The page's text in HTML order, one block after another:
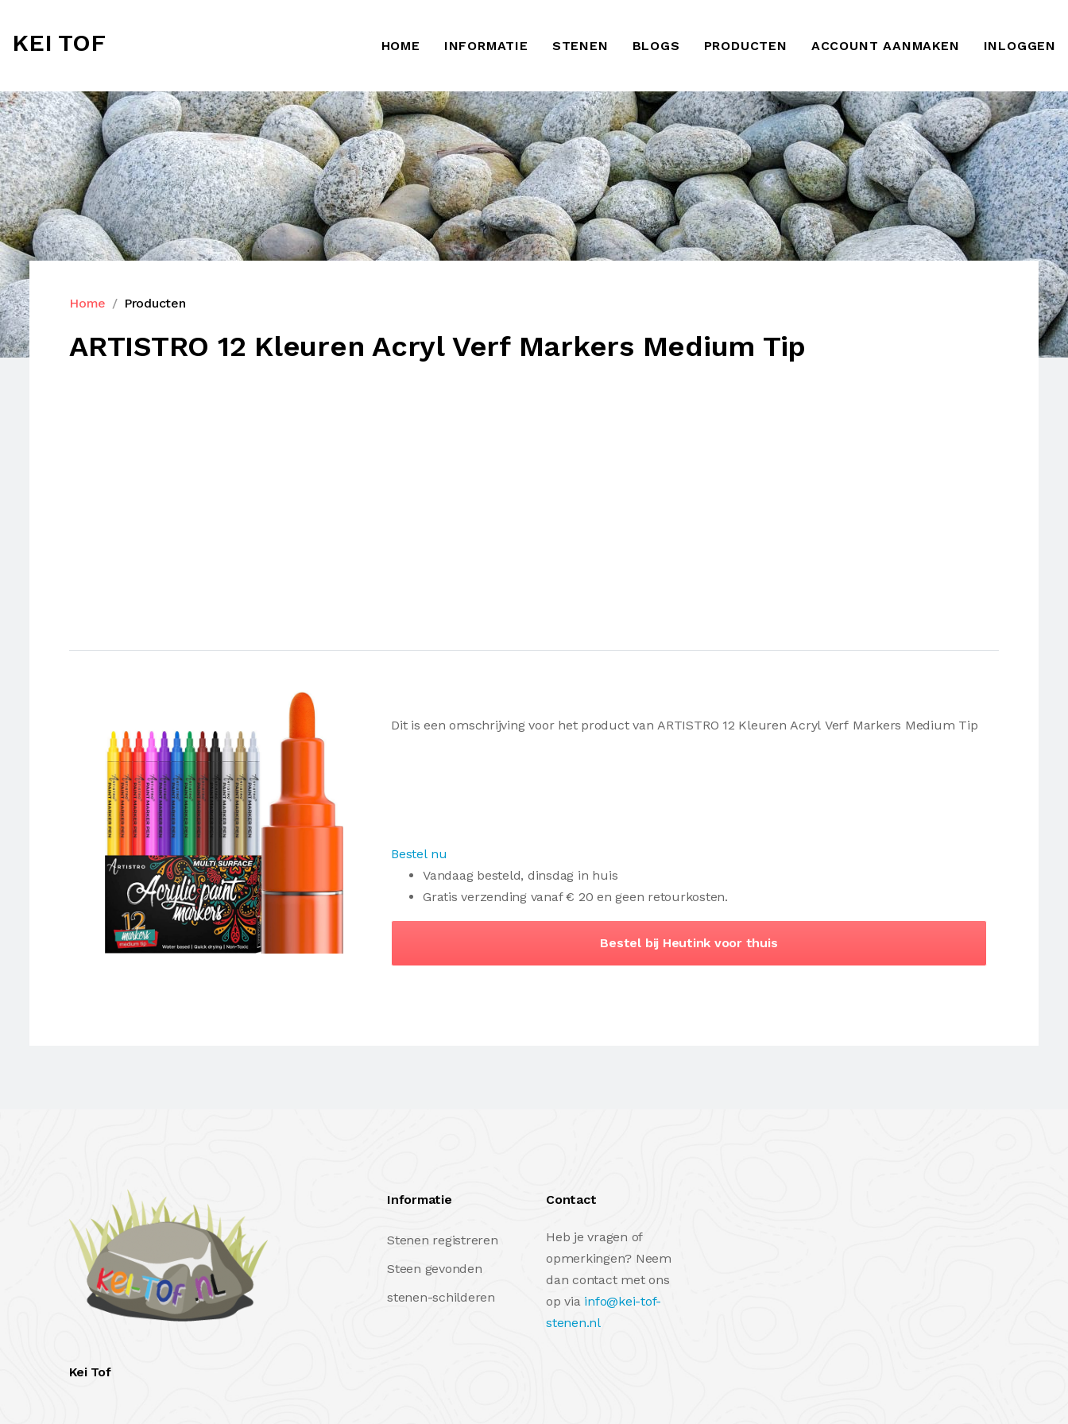
KEI TOF HOME INFORMATIE STENEN BLOGS PRODUCTEN ACCOUNT AANMAKEN INLOGGEN
Home Producten
ARTISTRO 12 Kleuren Acryl Verf Markers Medium Tip
Dit is een omschrijving voor het product van ARTISTRO 12 Kleuren Acryl Verf Markers Medium Tip
Bestel nu
Vandaag besteld, dinsdag in huis
Gratis verzending vanaf € 20 en geen retourkosten.
Bestel bij Heutink voor thuis
Kei Tof
Informatie
Stenen registreren
Steen gevonden
stenen-schilderen
Contact
Heb je vragen of
opmerkingen? Neem
dan contact met ons
op via info@kei-tof-
stenen.nl